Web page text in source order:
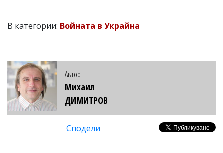
В категории: Войната в Украйна
Автор
Михаил
ДИМИТРОВ
Сподели